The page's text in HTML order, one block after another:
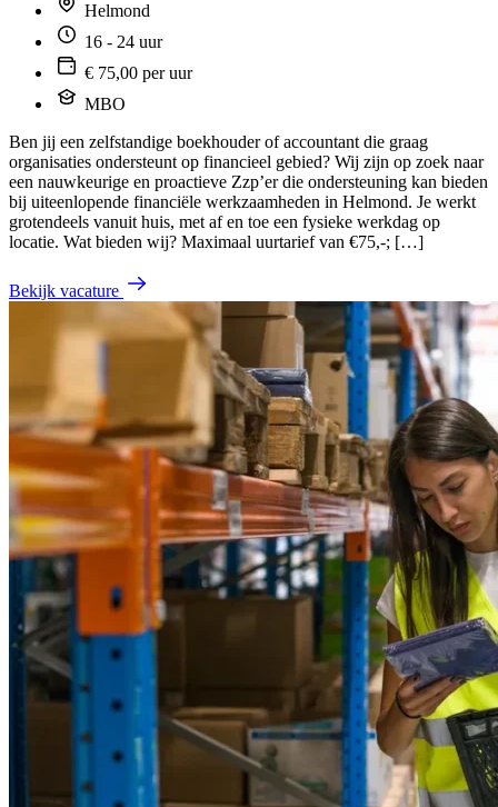
Helmond
16 - 24 uur
€ 75,00 per uur
MBO
Ben jij een zelfstandige boekhouder of accountant die graag
organisaties ondersteunt op financieel gebied? Wij zijn op zoek naar
een nauwkeurige en proactieve Zzp’er die ondersteuning kan bieden
bij uiteenlopende financiële werkzaamheden in Helmond. Je werkt
grotendeels vanuit huis, met af en toe een fysieke werkdag op
locatie. Wat bieden wij? Maximaal uurtarief van €75,-; […]
Bekijk vacature